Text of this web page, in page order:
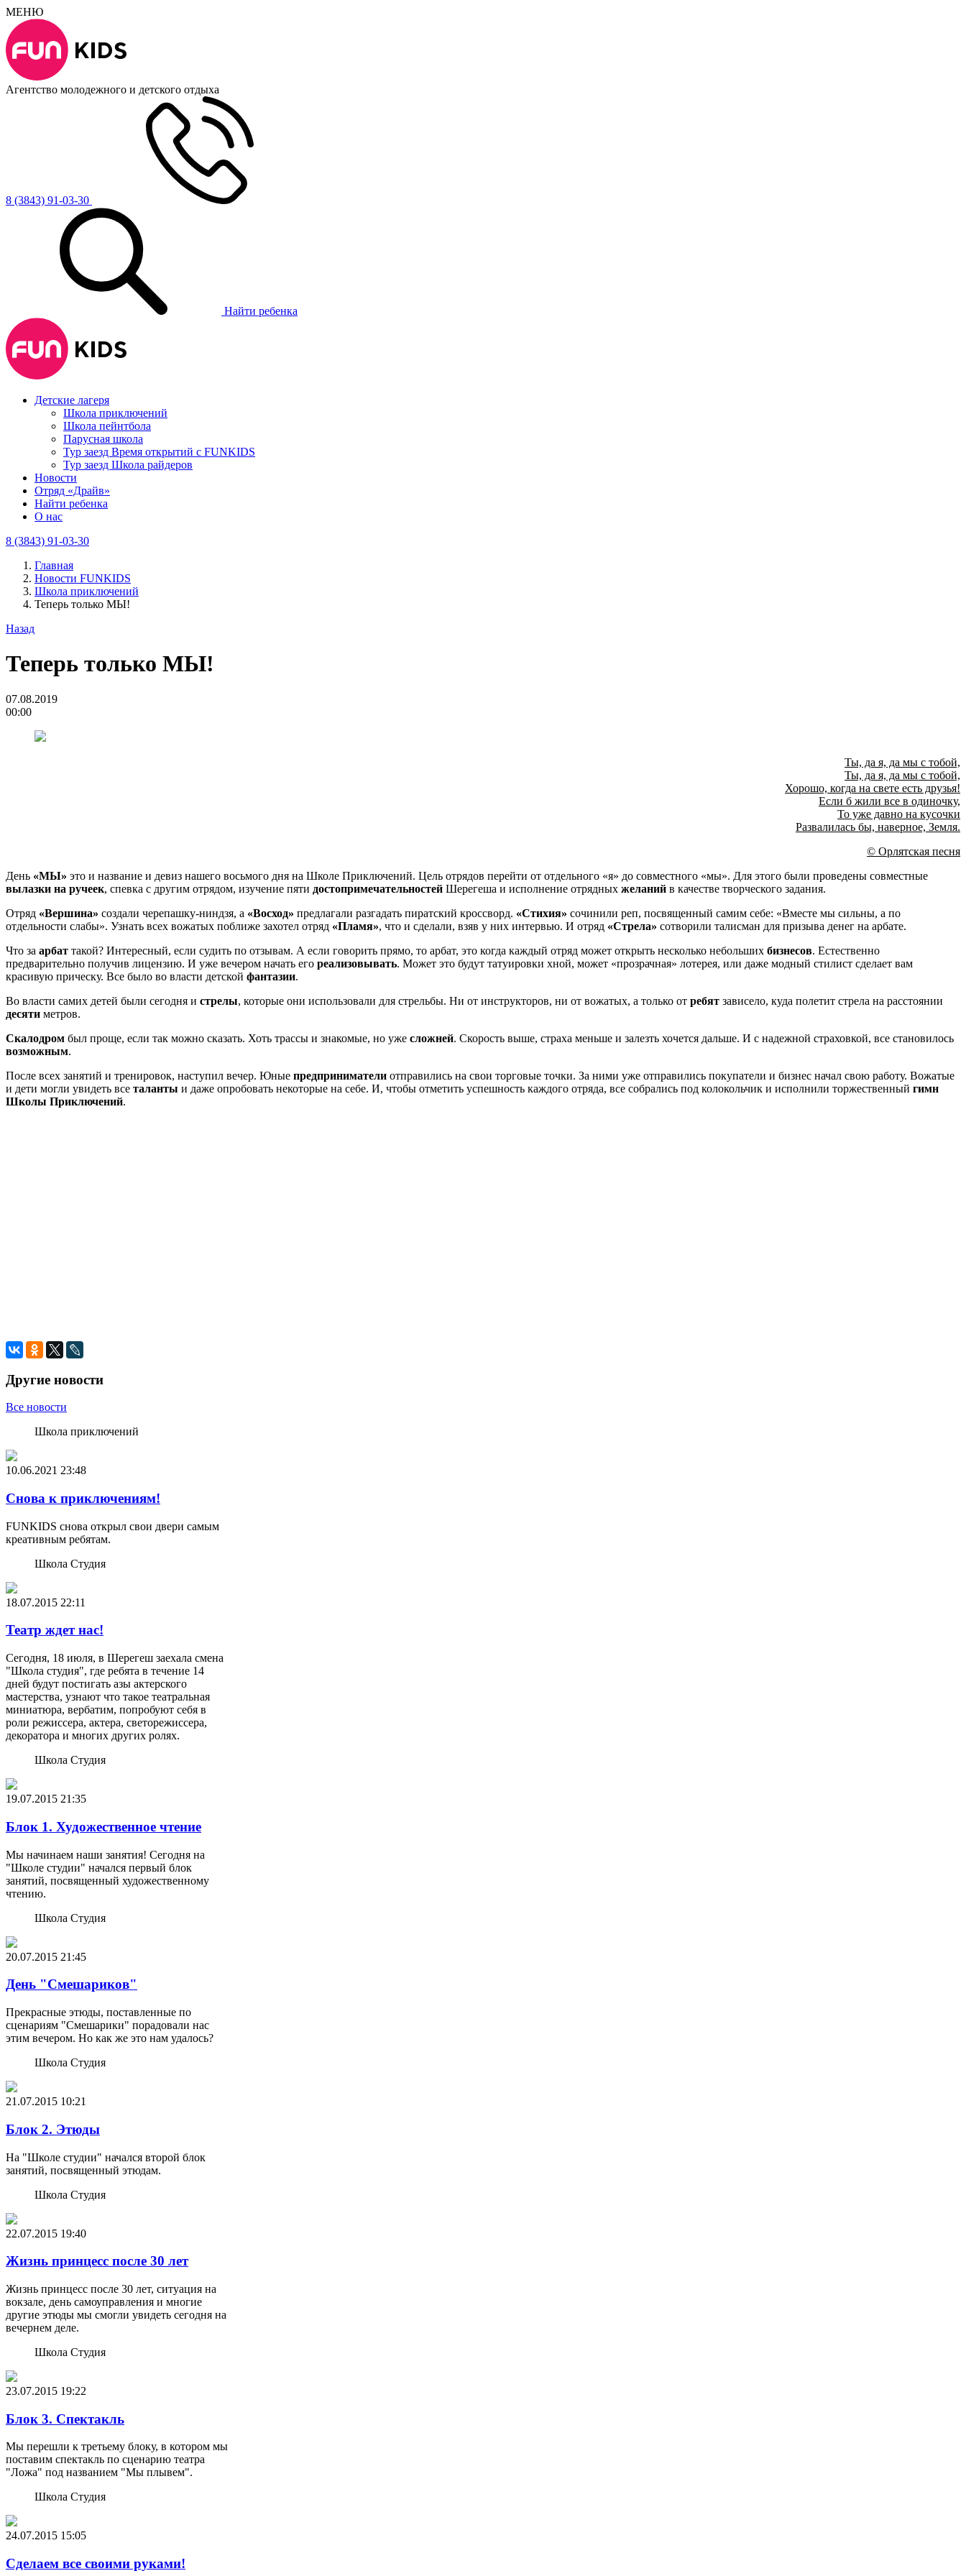
МЕНЮ
Агентство молодежного и детского отдыха
8 (3843) 91-03-30
Найти ребенка
Детские лагеря
Школа приключений
Школа пейнтбола
Парусная школа
Тур заезд Время открытий с FUNKIDS
Тур заезд Школа райдеров
Новости
Отряд «Драйв»
Найти ребенка
О нас
8 (3843) 91-03-30
Главная
Новости FUNKIDS
Школа приключений
Теперь только МЫ!
Назад
Теперь только МЫ!
07.08.2019
00:00
Ты, да я, да мы с тобой,
Ты, да я, да мы с тобой,
Хорошо, когда на свете есть друзья!
Если б жили все в одиночку,
То уже давно на кусочки
Развалилась бы, наверное, Земля.
© Орлятская песня
День «МЫ» это и название и девиз нашего восьмого дня на Школе Приключений. Цель отрядов перейти от отдельного «я» до совместного «мы». Для этого были проведены совместные
вылазки на ручеек, спевка с другим отрядом, изучение пяти достопримечательностей Шерегеша и исполнение отрядных желаний в качестве творческого задания.
Отряд «Вершина» создали черепашку-ниндзя, а «Восход» предлагали разгадать пиратский кроссворд. «Стихия» сочинили реп, посвященный самим себе: «Вместе мы сильны, а по
отдельности слабы». Узнать всех вожатых поближе захотел отряд «Пламя», что и сделали, взяв у них интервью. И отряд «Стрела» сотворили талисман для призыва денег на арбате.
Что за арбат такой? Интересный, если судить по отзывам. А если говорить прямо, то арбат, это когда каждый отряд может открыть несколько небольших бизнесов. Естественно
предварительно получив лицензию. И уже вечером начать его реализовывать. Может это будут татуировки хной, может «прозрачная» лотерея, или даже модный стилист сделает вам
красивую прическу. Все было во власти детской фантазии.
Во власти самих детей были сегодня и стрелы, которые они использовали для стрельбы. Ни от инструкторов, ни от вожатых, а только от ребят зависело, куда полетит стрела на расстоянии
десяти метров.
Скалодром был проще, если так можно сказать. Хоть трассы и знакомые, но уже сложней. Скорость выше, страха меньше и залезть хочется дальше. И с надежной страховкой, все становилось
возможным.
После всех занятий и тренировок, наступил вечер. Юные предприниматели отправились на свои торговые точки. За ними уже отправились покупатели и бизнес начал свою работу. Вожатые
и дети могли увидеть все таланты и даже опробовать некоторые на себе. И, чтобы отметить успешность каждого отряда, все собрались под колокольчик и исполнили торжественный гимн
Школы Приключений.
Другие новости
Все новости
Школа приключений
10.06.2021 23:48
Снова к приключениям!
FUNKIDS снова открыл свои двери самым
креативным ребятам.
Школа Студия
18.07.2015 22:11
Театр ждет нас!
Сегодня, 18 июля, в Шерегеш заехала смена
"Школа студия", где ребята в течение 14
дней будут постигать азы актерского
мастерства, узнают что такое театральная
миниатюра, вербатим, попробуют себя в
роли режиссера, актера, светорежиссера,
декоратора и многих других ролях.
Школа Студия
19.07.2015 21:35
Блок 1. Художественное чтение
Мы начинаем наши занятия! Сегодня на
"Школе студии" начался первый блок
занятий, посвященный художественному
чтению.
Школа Студия
20.07.2015 21:45
День "Смешариков"
Прекрасные этюды, поставленные по
сценариям "Смешарики" порадовали нас
этим вечером. Но как же это нам удалось?
Школа Студия
21.07.2015 10:21
Блок 2. Этюды
На "Школе студии" начался второй блок
занятий, посвященный этюдам.
Школа Студия
22.07.2015 19:40
Жизнь принцесс после 30 лет
Жизнь принцесс после 30 лет, ситуация на
вокзале, день самоуправления и многие
другие этюды мы смогли увидеть сегодня на
вечернем деле.
Школа Студия
23.07.2015 19:22
Блок 3. Спектакль
Мы перешли к третьему блоку, в котором мы
поставим спектакль по сценарию театра
"Ложа" под названием "Мы плывем".
Школа Студия
24.07.2015 15:05
Сделаем все своими руками!